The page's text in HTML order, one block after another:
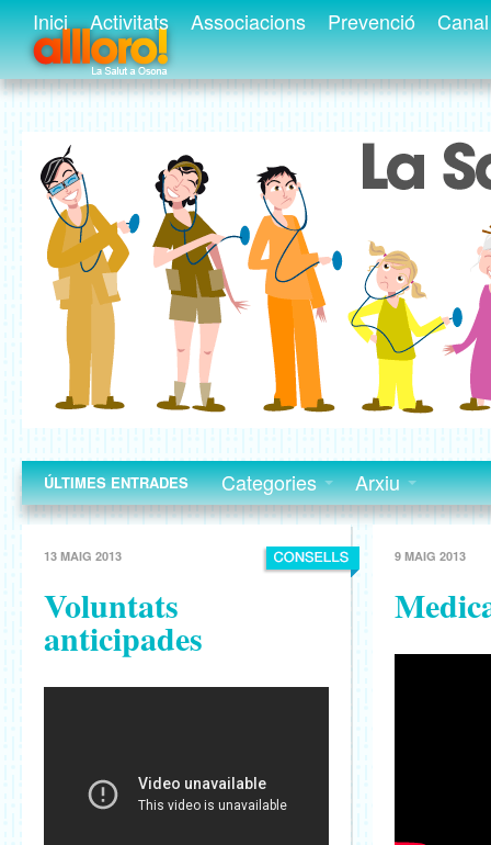
Inici Activitats Associacions Prevenció
ÚLTIMES ENTRADES Categories Arxiu
13 MAIG 2013
Voluntats
anticipades
9 MAIG 2013